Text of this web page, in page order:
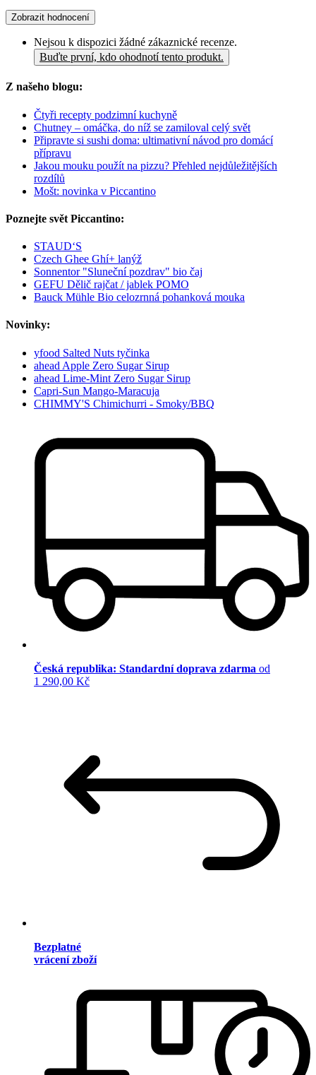
Zobrazit hodnocení
Nejsou k dispozici žádné zákaznické recenze.
Buďte první, kdo ohodnotí tento produkt.
Z našeho blogu:
Čtyři recepty podzimní kuchyně
Chutney – omáčka, do níž se zamiloval celý svět
Připravte si sushi doma: ultimativní návod pro domácí
přípravu
Jakou mouku použít na pizzu? Přehled nejdůležitějších
rozdílů
Mošt: novinka v Piccantino
Poznejte svět Piccantino:
STAUD‘S
Czech Ghee Ghí+ lanýž
Sonnentor "Sluneční pozdrav" bio čaj
GEFU Dělič rajčat / jablek POMO
Bauck Mühle Bio celozrnná pohanková mouka
Novinky:
yfood Salted Nuts tyčinka
ahead Apple Zero Sugar Sirup
ahead Lime-Mint Zero Sugar Sirup
Capri-Sun Mango-Maracuja
CHIMMY'S Chimichurri - Smoky/BBQ
Česká republika: Standardní doprava zdarma od
1 290,00 Kč
Bezplatné
vrácení zboží